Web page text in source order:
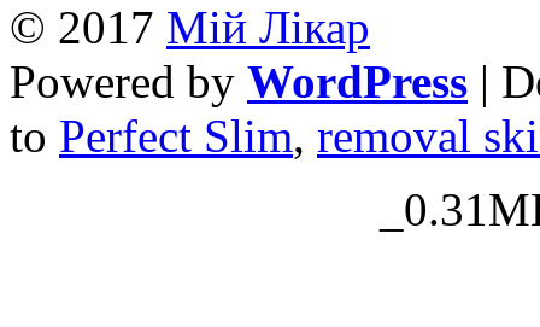
© 2017 Mій Лікар
Powered by WordPress |
to Perfect Slim, removal